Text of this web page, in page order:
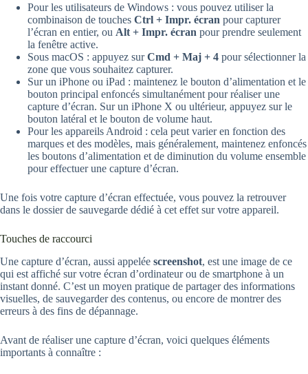
Pour les utilisateurs de Windows : vous pouvez utiliser la
combinaison de touches Ctrl + Impr. écran pour capturer
l’écran en entier, ou Alt + Impr. écran pour prendre seulement
la fenêtre active.
Sous macOS : appuyez surCmd + Maj + 4 pour sélectionner la
zone que vous souhaitez capturer.
Sur un iPhone ou iPad : maintenez le bouton d’alimentation et le
bouton principal enfoncés simultanément pour réaliser une
capture d’écran. Sur un iPhone X ou ultérieur, appuyez sur le
bouton latéral et le bouton de volume haut.
Pour les appareils Android : cela peut varier en fonction des
marques et des modèles, mais généralement, maintenez enfoncés
les boutons d’alimentation et de diminution du volume ensemble
pour effectuer une capture d’écran.
Une fois votre capture d’écran effectuée, vous pouvez la retrouver
dans le dossier de sauvegarde dédié à cet effet sur votre appareil.
Touches de raccourci
Une capture d’écran, aussi appelée screenshot, est une image de ce
qui est affiché sur votre écran d’ordinateur ou de smartphone à un
instant donné. C’est un moyen pratique de partager des informations
visuelles, de sauvegarder des contenus, ou encore de montrer des
erreurs à des fins de dépannage.
Avant de réaliser une capture d’écran, voici quelques éléments
importants à connaître :